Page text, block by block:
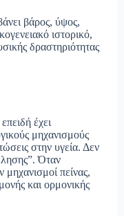
βάρος, ύψος,
ιστορικό,
δραστηριότητας
έχει
μηχανισμούς
στην υγεία. Δεν
Όταν
μηχανισμοί πείνας,
και ορμονικής